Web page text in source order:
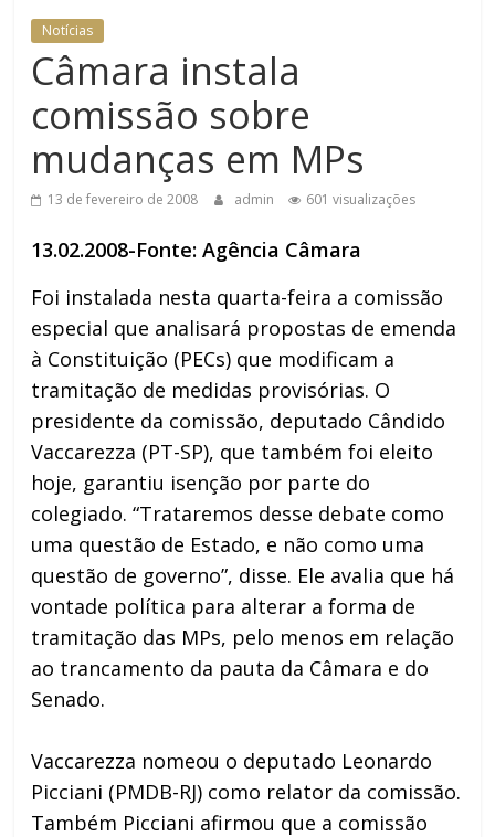
Notícias
Câmara instala
comissão sobre
mudanças em MPs
13 de fevereiro de 2008 admin 601 visualizações
13.02.2008-Fonte: Agência Câmara
Foi instalada nesta quarta-feira a comissão
especial que analisará propostas de emenda
à Constituição (PECs) que modificam a
tramitação de medidas provisórias. O
presidente da comissão, deputado Cândido
Vaccarezza (PT-SP), que também foi eleito
hoje, garantiu isenção por parte do
colegiado. “Trataremos desse debate como
uma questão de Estado, e não como uma
questão de governo”, disse. Ele avalia que há
vontade política para alterar a forma de
tramitação das MPs, pelo menos em relação
ao trancamento da pauta da Câmara e do
Senado.
Vaccarezza nomeou o deputado Leonardo
Picciani (PMDB-RJ) como relator da comissão.
Também Picciani afirmou que a comissão